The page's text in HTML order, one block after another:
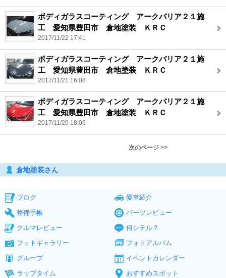
ボディガラスコーティング アークバリア２１施
工 愛知県豊田市 倉地塗装 ＫＲＣ
2017/11/22 17:41
ボディガラスコーティング アークバリア２１施
工 愛知県豊田市 倉地塗装 ＫＲＣ
2017/11/21 16:08
ボディガラスコーティング アークバリア２１施
工 愛知県豊田市 倉地塗装 ＫＲＣ
2017/11/20 18:06
次のページ >>
倉地塗装さん
ブログ
愛車紹介
整備手帳
パーツレビュー
クルマレビュー
何シテル？
フォトギャラリー
フォトアルバム
グループ
イベントカレンダー
ラップタイム
おすすめスポット